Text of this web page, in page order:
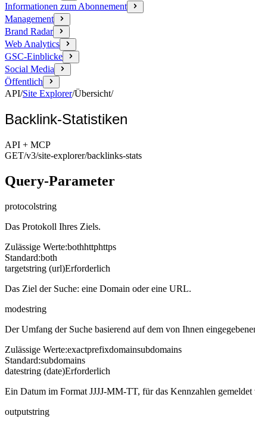
Informationen zum Abonnement
Management
Brand Radar
Web Analytics
GSC-Einblicke
Social Media
Öffentlich
API/Site Explorer/Übersicht/
Backlink-Statistiken
API + MCP
GET/v3/site-explorer/backlinks-stats
Query-Parameter
protocolstring
Das Protokoll Ihres Ziels.
Zulässige Werte:bothhttphttps
Standard:both
targetstring (url)Erforderlich
Das Ziel der Suche: eine Domain oder eine URL.
modestring
Der Umfang der Suche basierend auf dem von Ihnen
Zulässige Werte:exactprefixdomainsubdomains
Standard:subdomains
datestring (date)Erforderlich
Ein Datum im Format JJJJ-MM-TT, für das Kennzahlen gemeldet
outputstring